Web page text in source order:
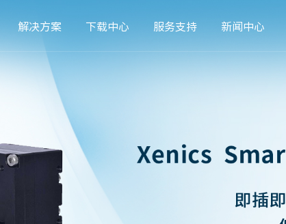
解决方案 下载中心 服务支持 新闻中心